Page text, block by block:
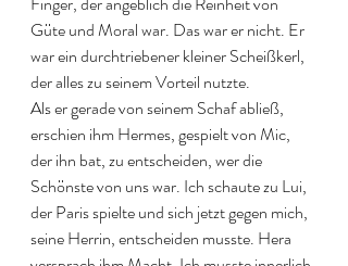
Güte und Moral war. Das war er nicht. Er
war ein durchtriebener kleiner Scheißkerl,
der alles zu seinem Vorteil nutzte.
Als er gerade von seinem Schaf abließ,
erschien ihm Hermes, gespielt von Mic,
der ihn bat, zu entscheiden, wer die
Schönste von uns war. Ich schaute zu Lui,
der Paris spielte und sich jetzt gegen mich,
seine Herrin, entscheiden musste. Hera